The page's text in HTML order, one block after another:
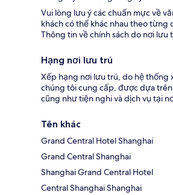
Vui lòng lưu ý các chuẩn mực về
khách có thể khác nhau theo từng
Thông tin về chính sách do nơi lưu
Hạng nơi lưu trú
Xếp hạng nơi lưu trú, do hệ thống
chúng tôi cung cấp, được dựa
cũng như tiện nghi và dịch vụ tại
Tên khác
Grand Central Hotel Shanghai
Grand Central Shanghai
Shanghai Grand Central Hotel
Central Shanghai Shanghai